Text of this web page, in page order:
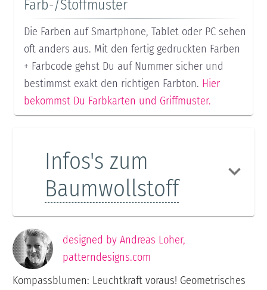
Farb-/Stoffmuster
Die Farben auf Smartphone, Tablet oder PC sehen
oft anders aus. Mit den fertig gedruckten Farben
+ Farbcode gehst Du auf Nummer sicher und
bestimmst exakt den richtigen Farbton. Hier
bekommst Du Farbkarten und Griffmuster.
Infos's zum
Baumwollstoff
designed by Andreas Loher,
patterndesigns.com
Kompassblumen: Leuchtkraft voraus! Geometrisches